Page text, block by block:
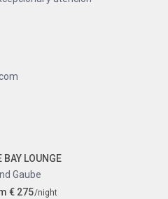
BAY LOUNGE
Gaube
€ 275/night